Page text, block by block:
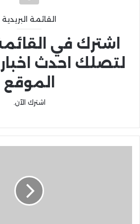
القائمة البريدية
اشترك في
لتصلك احدث
الموقع
اشترك الآن.